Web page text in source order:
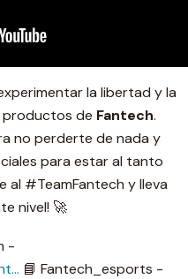
la libertad y la
de Fantech.
no perderte de nada y
para estar al tanto
al #TeamFantech y lleva
nivel! 🚀
-
📘 Fantech_esports -